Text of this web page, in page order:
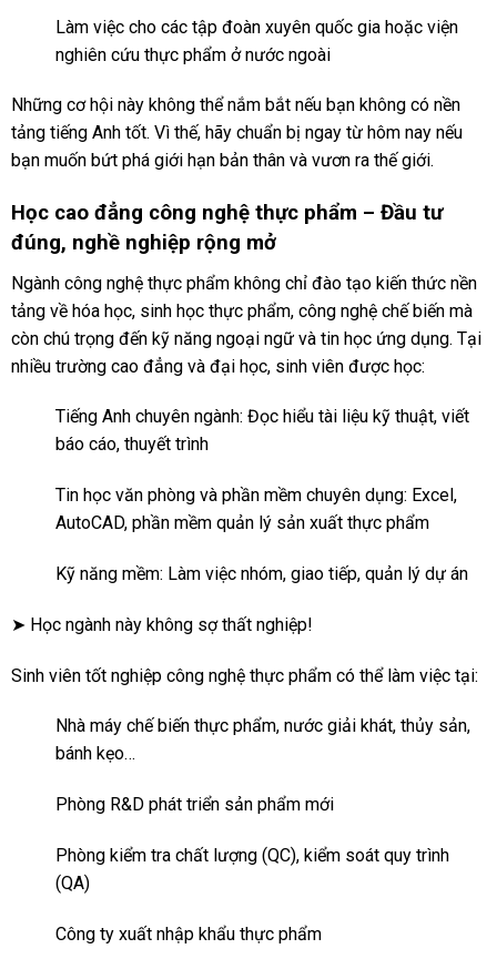
Làm việc cho các tập đoàn xuyên quốc gia hoặc viện
nghiên cứu thực phẩm ở nước ngoài
Những cơ hội này không thể nắm bắt nếu bạn không có nền
tảng tiếng Anh tốt. Vì thế, hãy chuẩn bị ngay từ hôm nay nếu
bạn muốn bứt phá giới hạn bản thân và vươn ra thế giới.
Học cao đẳng công nghệ thực phẩm – Đầu tư
đúng, nghề nghiệp rộng mở
Ngành công nghệ thực phẩm không chỉ đào tạo kiến thức nền
tảng về hóa học, sinh học thực phẩm, công nghệ chế biến mà
còn chú trọng đến kỹ năng ngoại ngữ và tin học ứng dụng. Tại
nhiều trường cao đẳng và đại học, sinh viên được học:
Tiếng Anh chuyên ngành: Đọc hiểu tài liệu kỹ thuật, viết
báo cáo, thuyết trình
Tin học văn phòng và phần mềm chuyên dụng: Excel,
AutoCAD, phần mềm quản lý sản xuất thực phẩm
Kỹ năng mềm: Làm việc nhóm, giao tiếp, quản lý dự án
➤ Học ngành này không sợ thất nghiệp!
Sinh viên tốt nghiệp công nghệ thực phẩm có thể làm việc tại:
Nhà máy chế biến thực phẩm, nước giải khát, thủy sản,
bánh kẹo…
Phòng R&D phát triển sản phẩm mới
Phòng kiểm tra chất lượng (QC), kiểm soát quy trình
(QA)
Công ty xuất nhập khẩu thực phẩm